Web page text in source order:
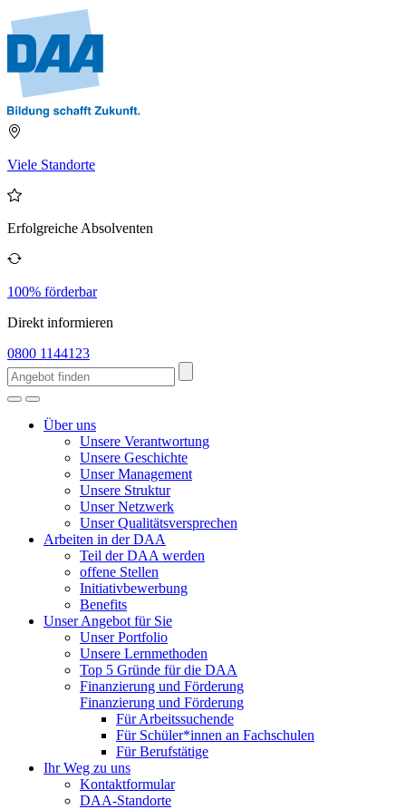
Viele Standorte
Erfolgreiche Absolventen
100% förderbar
Direkt informieren
0800 1144123
Über uns
Unsere Verantwortung
Unsere Geschichte
Unser Management
Unsere Struktur
Unser Netzwerk
Unser Qualitätsversprechen
Arbeiten in der DAA
Teil der DAA werden
offene Stellen
Initiativbewerbung
Benefits
Unser Angebot für Sie
Unser Portfolio
Unsere Lernmethoden
Top 5 Gründe für die DAA
Finanzierung und Förderung
Finanzierung und Förderung
Für Arbeitssuchende
Für Schüler*innen an Fachschulen
Für Berufstätige
Ihr Weg zu uns
Kontaktformular
DAA-Standorte